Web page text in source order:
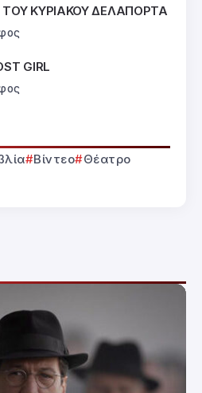
ΚΥΡΙΑΚΟΥ ΔΕΛΑΠΟΡΤΑ
GIRL
Βίντεο
Θέατρο